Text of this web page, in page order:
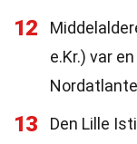
12
e.Kr.) var
13
Den Lille